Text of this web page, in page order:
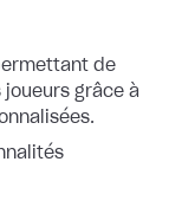
de
grâce à